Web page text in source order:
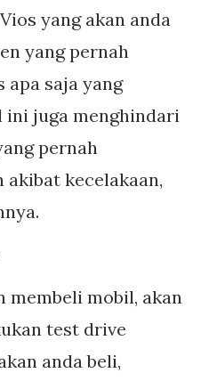
yang akan anda
yang pernah
apa saja yang
ini juga menghindari
pernah
akibat kecelakaan,
membeli mobil, akan
test drive
anda beli,